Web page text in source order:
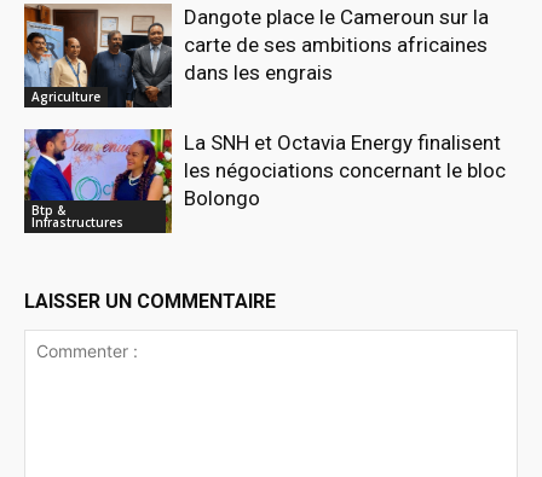
Agriculture
Dangote place le Cameroun sur la
carte de ses ambitions africaines
dans les engrais
Btp &
Infrastructures
La SNH et Octavia Energy finalisent
les négociations concernant le bloc
Bolongo
LAISSER UN COMMENTAIRE